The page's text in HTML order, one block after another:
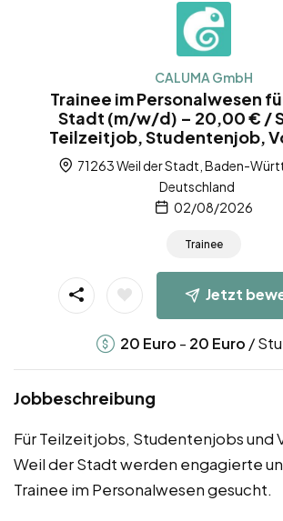
CALUMA GmbH
Trainee im Personalwesen
Stadt (m/w/d) – 20,00 € /
Teilzeitjob, Studentenjob,
71263 Weil der Stadt, Baden-
Deutschland
02/08/2026
Trainee
Jetzt
20 Euro - 20 Euro /
Jobbeschreibung
Für Teilzeitjobs, Studentenjobs und
Weil der Stadt werden engagierte
Trainee im Personalwesen gesucht.